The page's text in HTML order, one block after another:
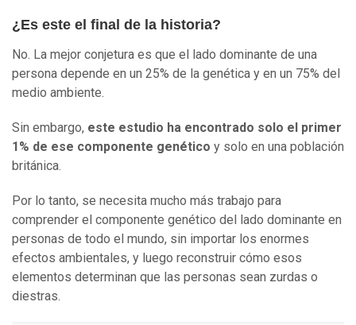
¿Es este el final de la historia?
No. La mejor conjetura es que el lado dominante de una
persona depende en un 25% de la genética y en un 75% del
medio ambiente.
Sin embargo, este estudio ha encontrado solo el primer
1% de ese componente genético y solo en una población
británica.
Por lo tanto, se necesita mucho más trabajo para
comprender el componente genético del lado dominante en
personas de todo el mundo, sin importar los enormes
efectos ambientales, y luego reconstruir cómo esos
elementos determinan que las personas sean zurdas o
diestras.